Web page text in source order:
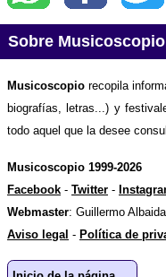
Sobre Musicoscopio
Musicoscopio recopila
biografías, letras...) y
todo aquel que la desee
Musicoscopio 1999-2026
Facebook - Twitter -
Webmaster: Guillermo
Aviso legal - Política de